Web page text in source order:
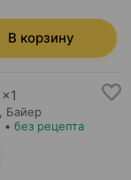
В корзину
×1
Байер
• без рецепта